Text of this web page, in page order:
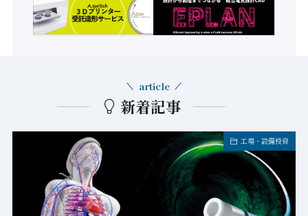
新着記事
article
工場・設備投資